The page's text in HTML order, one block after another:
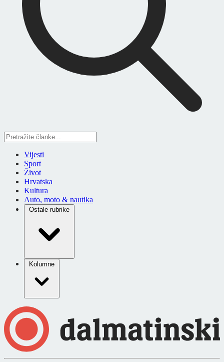
Vijesti
Sport
Život
Hrvatska
Kultura
Auto, moto & nautika
Ostale rubrike
Kolumne